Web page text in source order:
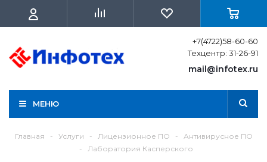
+7(4722)58-60-60
Техцентр: 31-26-91
mail@infotex.ru
МЕНЮ
Главная - Услуги - Лицензионное ПО -
Антивирусное ПО
-
Лаборатория Касперского